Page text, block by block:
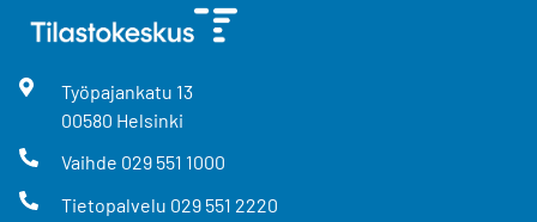
Työpajankatu 13
00580 Helsinki
Vaihde 029 551 1000
Tietopalvelu 029 551 2220